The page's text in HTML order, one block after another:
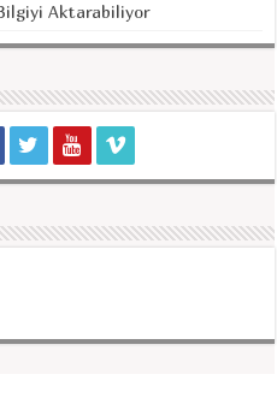
Aktarabiliyor